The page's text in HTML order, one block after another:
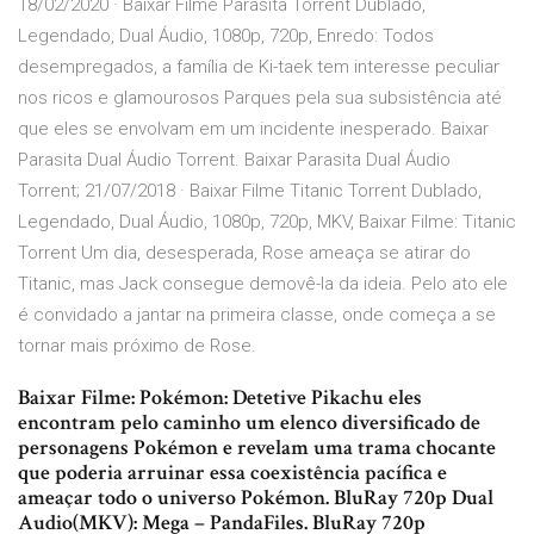
18/02/2020 · Baixar Filme Parasita Torrent Dublado,
Legendado, Dual Áudio, 1080p, 720p, Enredo: Todos
desempregados, a família de Ki-taek tem interesse peculiar
nos ricos e glamourosos Parques pela sua subsistência até
que eles se envolvam em um incidente inesperado. Baixar
Parasita Dual Áudio Torrent. Baixar Parasita Dual Áudio
Torrent; 21/07/2018 · Baixar Filme Titanic Torrent Dublado,
Legendado, Dual Áudio, 1080p, 720p, MKV, Baixar Filme: Titanic
Torrent Um dia, desesperada, Rose ameaça se atirar do
Titanic, mas Jack consegue demovê-la da ideia. Pelo ato ele
é convidado a jantar na primeira classe, onde começa a se
tornar mais próximo de Rose.
Baixar Filme: Pokémon: Detetive Pikachu eles
encontram pelo caminho um elenco diversificado de
personagens Pokémon e revelam uma trama chocante
que poderia arruinar essa coexistência pacífica e
ameaçar todo o universo Pokémon. BluRay 720p Dual
Audio(MKV): Mega – PandaFiles. BluRay 720p